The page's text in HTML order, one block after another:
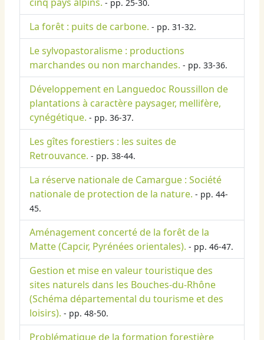
cinq pays alpins. - pp. 25-30.
La forêt : puits de carbone. - pp. 31-32.
Le sylvopastoralisme : productions
marchandes ou non marchandes. - pp. 33-36.
Développement en Languedoc Roussillon de
plantations à caractère paysager, mellifère,
cynégétique. - pp. 36-37.
Les gîtes forestiers : les suites de
Retrouvance. - pp. 38-44.
La réserve nationale de Camargue : Société
nationale de protection de la nature. - pp. 44-
45.
Aménagement concerté de la forêt de la
Matte (Capcir, Pyrénées orientales). - pp. 46-47.
Gestion et mise en valeur touristique des
sites naturels dans les Bouches-du-Rhône
(Schéma départemental du tourisme et des
loisirs). - pp. 48-50.
Problématique de la formation forestière